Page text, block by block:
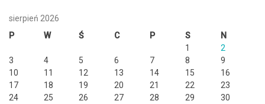
sierpień 2026
P
W Ś C P S
N
1
2
3
4 5 6 7 8
9
10
11 12 13 14 15
16
17
18 19 20 21 22
23
24
25 26 27 28 29
30